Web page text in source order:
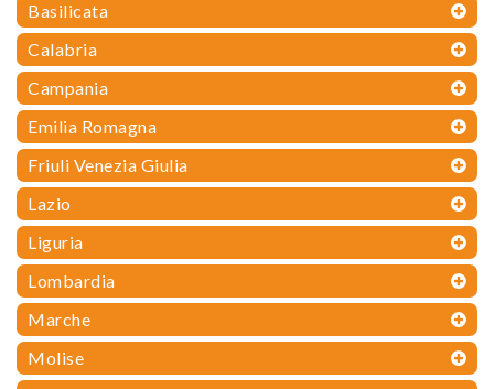
Basilicata
Calabria
Campania
Emilia Romagna
Friuli Venezia Giulia
Lazio
Liguria
Lombardia
Marche
Molise